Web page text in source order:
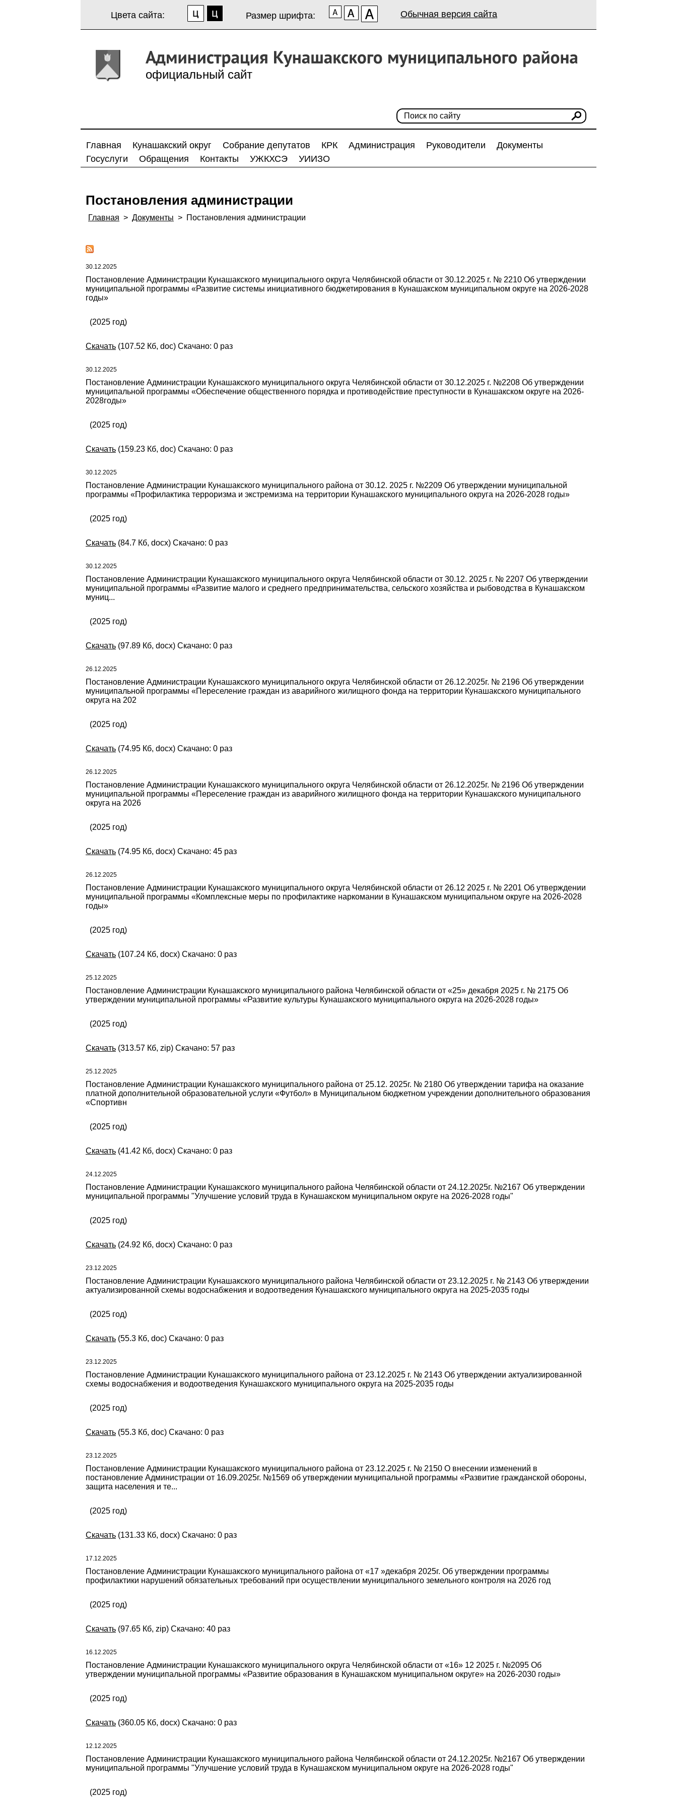
Цвета сайта: Размер шрифта: Обычная версия сайта
официальный сайт
Главная Кунашакский округ Собрание депутатов КРК Администрация Руководители
Документы
Госуслуги
Обращения Контакты УЖКХСЭ УИИЗО
Постановления администрации
Главная > Документы > Постановления администрации
30.12.2025
Постановление Администрации Кунашакского муниципального округа Челябинской области от 30.12.2025 г. № 2210 Об утверждении
муниципальной программы «Развитие системы инициативного бюджетирования в Кунашакском муниципальном округе на 2026-2028
годы»
(2025 год)
Скачать (107.52 Кб, doc) Скачано: 0 раз
30.12.2025
Постановление Администрации Кунашакского муниципального округа Челябинской области от 30.12.2025 г. №2208 Об утверждении
муниципальной программы «Обеспечение общественного порядка и противодействие преступности в Кунашакском округе на 2026-
2028годы»
(2025 год)
Скачать (159.23 Кб, doc) Скачано: 0 раз
30.12.2025
Постановление Администрации Кунашакского муниципального района от 30.12. 2025 г. №2209 Об утверждении муниципальной
программы «Профилактика терроризма и экстремизма на территории Кунашакского муниципального округа на 2026-2028 годы»
(2025 год)
Скачать (84.7 Кб, docx) Скачано: 0 раз
30.12.2025
Постановление Администрации Кунашакского муниципального округа Челябинской области от 30.12. 2025 г. № 2207 Об утверждении
муниципальной программы «Развитие малого и среднего предпринимательства, сельского хозяйства и рыбоводства в Кунашакском
муниц...
(2025 год)
Скачать (97.89 Кб, docx) Скачано: 0 раз
26.12.2025
Постановление Администрации Кунашакского муниципального округа Челябинской области от 26.12.2025г. № 2196 Об утверждении
муниципальной программы «Переселение граждан из аварийного жилищного фонда на территории Кунашакского муниципального
округа на 202
(2025 год)
Скачать (74.95 Кб, docx) Скачано: 0 раз
26.12.2025
Постановление Администрации Кунашакского муниципального округа Челябинской области от 26.12.2025г. № 2196 Об утверждении
муниципальной программы «Переселение граждан из аварийного жилищного фонда на территории Кунашакского муниципального
округа на 2026
(2025 год)
Скачать (74.95 Кб, docx) Скачано: 45 раз
26.12.2025
Постановление Администрации Кунашакского муниципального округа Челябинской области от 26.12 2025 г. № 2201 Об утверждении
муниципальной программы «Комплексные меры по профилактике наркомании в Кунашакском муниципальном округе на 2026-2028
годы»
(2025 год)
Скачать (107.24 Кб, docx) Скачано: 0 раз
25.12.2025
Постановление Администрации Кунашакского муниципального района Челябинской области от «25» декабря 2025 г. № 2175 Об
утверждении муниципальной программы «Развитие культуры Кунашакского муниципального округа на 2026-2028 годы»
(2025 год)
Скачать (313.57 Кб, zip) Скачано: 57 раз
25.12.2025
Постановление Администрации Кунашакского муниципального района от 25.12. 2025г. № 2180 Об утверждении тарифа на оказание
платной дополнительной образовательной услуги «Футбол» в Муниципальном бюджетном учреждении дополнительного образования
«Спортивн
(2025 год)
Скачать (41.42 Кб, docx) Скачано: 0 раз
24.12.2025
Постановление Администрации Кунашакского муниципального района Челябинской области от 24.12.2025г. №2167 Об утверждении
муниципальной программы "Улучшение условий труда в Кунашакском муниципальном округе на 2026-2028 годы"
(2025 год)
Скачать (24.92 Кб, docx) Скачано: 0 раз
23.12.2025
Постановление Администрации Кунашакского муниципального района Челябинской области от 23.12.2025 г. № 2143 Об утверждении
актуализированной схемы водоснабжения и водоотведения Кунашакского муниципального округа на 2025-2035 годы
(2025 год)
Скачать (55.3 Кб, doc) Скачано: 0 раз
23.12.2025
Постановление Администрации Кунашакского муниципального района от 23.12.2025 г. № 2143 Об утверждении актуализированной
схемы водоснабжения и водоотведения Кунашакского муниципального округа на 2025-2035 годы
(2025 год)
Скачать (55.3 Кб, doc) Скачано: 0 раз
23.12.2025
Постановление Администрации Кунашакского муниципального района от 23.12.2025 г. № 2150 О внесении изменений в
постановление Администрации от 16.09.2025г. №1569 об утверждении муниципальной программы «Развитие гражданской обороны,
защита населения и те...
(2025 год)
Скачать (131.33 Кб, docx) Скачано: 0 раз
17.12.2025
Постановление Администрации Кунашакского муниципального района от «17 »декабря 2025г. Об утверждении программы
профилактики нарушений обязательных требований при осуществлении муниципального земельного контроля на 2026 год
(2025 год)
Скачать (97.65 Кб, zip) Скачано: 40 раз
16.12.2025
Постановление Администрации Кунашакского муниципального округа Челябинской области от «16» 12 2025 г. №2095 Об
утверждении муниципальной программы «Развитие образования в Кунашакском муниципальном округе» на 2026-2030 годы»
(2025 год)
Скачать (360.05 Кб, docx) Скачано: 0 раз
12.12.2025
Постановление Администрации Кунашакского муниципального района Челябинской области от 24.12.2025г. №2167 Об утверждении
муниципальной программы "Улучшение условий труда в Кунашакском муниципальном округе на 2026-2028 годы"
(2025 год)